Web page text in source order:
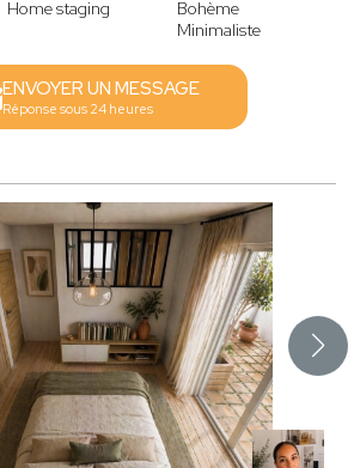
Bohème
Minimaliste
Home staging
ENVOYER UN MESSAGE
Réponse sous 24 heures